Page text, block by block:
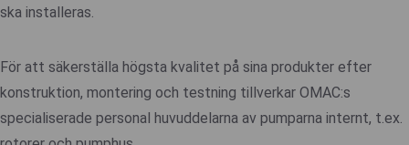
ska installeras.
För att säkerställa högsta kvalitet på sina produkter efter
konstruktion, montering och testning tillverkar OMAC:s
specialiserade personal huvuddelarna av pumparna internt, t.ex.